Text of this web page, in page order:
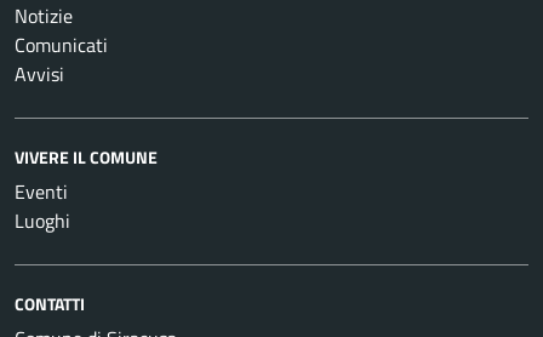
Notizie
Comunicati
Avvisi
VIVERE IL COMUNE
Eventi
Luoghi
CONTATTI